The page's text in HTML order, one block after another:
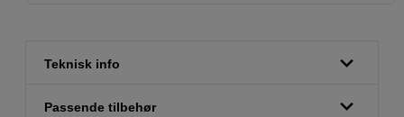
Teknisk info
Passende tilbehør